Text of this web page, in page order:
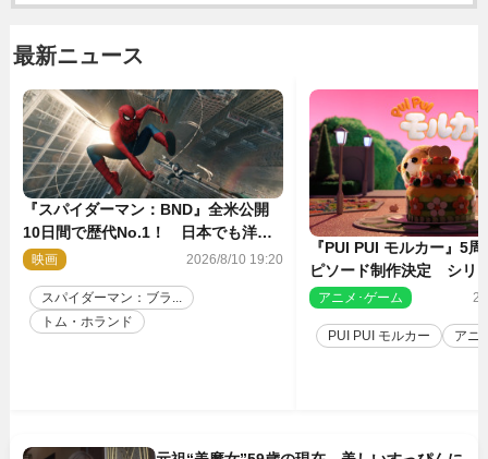
最新ニュース
『スパイダーマン：BND』全米公開
10日間で歴代No.1！ 日本でも洋画
実写最速で興収30億円突破
映画 2026/8/10 19:20
スパイダーマン：ブラ...
トム・ホランド
『PUI PUI モルカー』5
ピソード制作決定 シリ
親・見里朝希監督が復帰
アニメ･ゲーム
PUI PUI モルカー アニ